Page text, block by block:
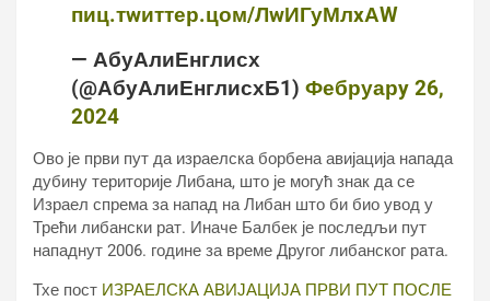
пиц.тwиттер.цом/ЛwИГуМлxАW
— АбуАлиЕнглисх
(@АбуАлиЕнглисхБ1) Фебруарy 26,
2024
Ово је први пут да израелска борбена авијација напада
дубину територије Либана, што је могућ знак да се
Израел спрема за напад на Либан што би био увод у
Трећи либански рат. Иначе Балбек је последљи пут
нападнут 2006. године за време Другог либанског рата.
Тхе пост ИЗРАЕЛСКА АВИЈАЦИЈА ПРВИ ПУТ ПОСЛЕ